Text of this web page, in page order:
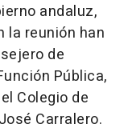
andaluz,
la reunión han
de
Pública,
Colegio de
Carralero.